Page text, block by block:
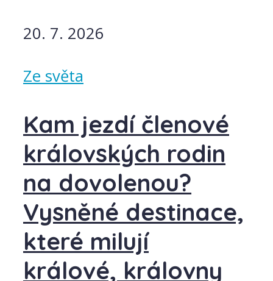
20. 7. 2026
Ze světa
Kam jezdí členové
královských rodin
na dovolenou?
Vysněné destinace,
které milují
králové, královny